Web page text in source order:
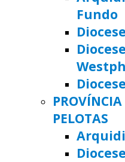
Fundo
PROVÍNCIA
PELOTAS